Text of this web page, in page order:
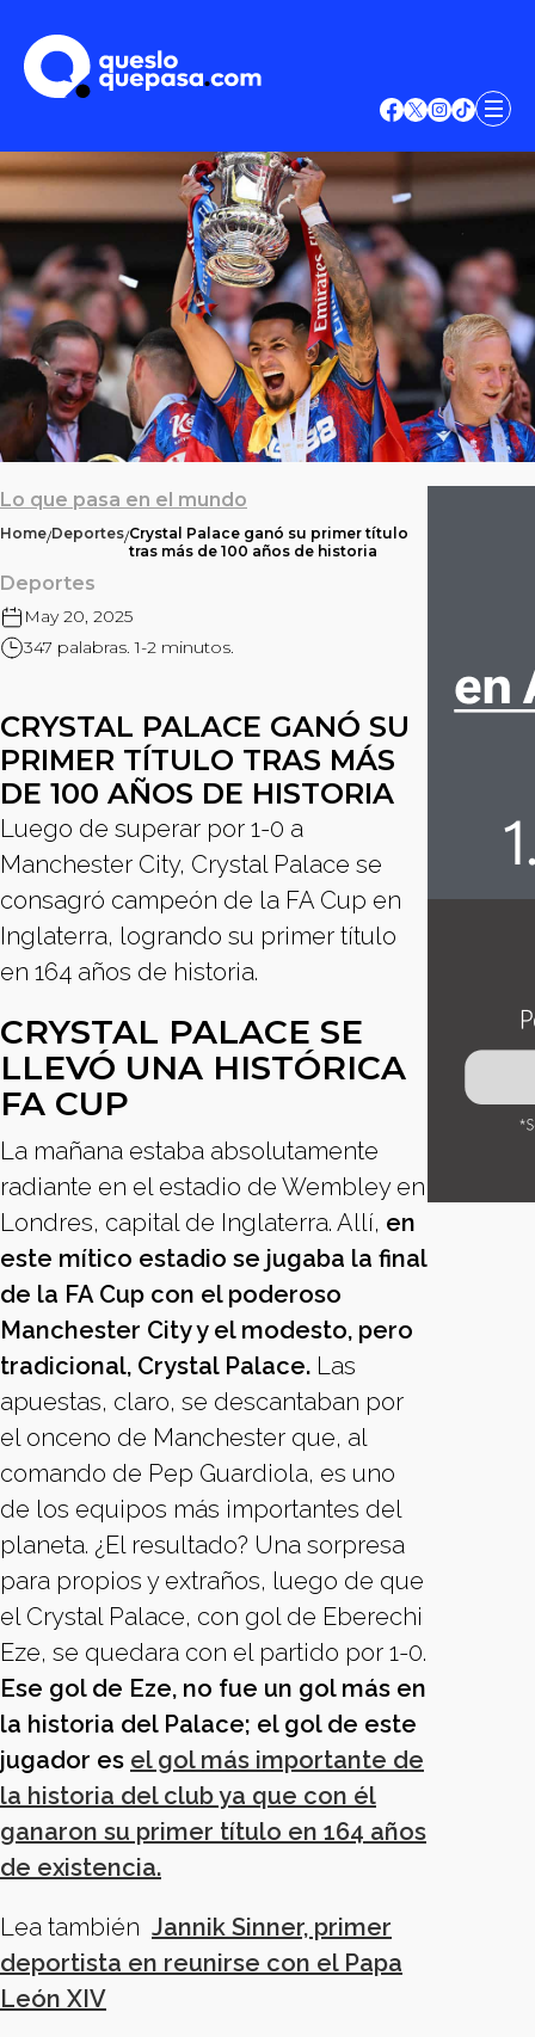
Lo que pasa en el mundo
Home/Deportes/Crystal Palace ganó su primer título
tras más de 100 años de historia
Deportes
May 20, 2025
347 palabras. 1-2 minutos.
CRYSTAL PALACE GANÓ SU
PRIMER TÍTULO TRAS MÁS
DE 100 AÑOS DE HISTORIA
Luego de superar por 1-0 a
Manchester City, Crystal Palace se
consagró campeón de la FA Cup en
Inglaterra, logrando su primer título
en 164 años de historia.
CRYSTAL PALACE SE
LLEVÓ UNA HISTÓRICA
FA CUP
La mañana estaba absolutamente
radiante en el estadio de Wembley en
Londres, capital de Inglaterra. Allí, en
este mítico estadio se jugaba la final
de la FA Cup con el poderoso
Manchester City y el modesto, pero
tradicional, Crystal Palace. Las
apuestas, claro, se descantaban por
el onceno de Manchester que, al
comando de Pep Guardiola, es uno
de los equipos más importantes del
planeta. ¿El resultado? Una sorpresa
para propios y extraños, luego de que
el Crystal Palace, con gol de Eberechi
Eze, se quedara con el partido por 1-0.
Ese gol de Eze, no fue un gol más en
la historia del Palace; el gol de este
jugador es el gol más importante de
la historia del club ya que con él
ganaron su primer título en 164 años
de existencia.
Lea también Jannik Sinner, primer
deportista en reunirse con el Papa
León XIV